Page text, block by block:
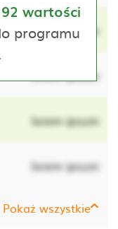
lorem ipsum
lorem ipsum
lorem ipsum
lorem ipsum
Pokaż wszystkie
92 wartości
programu